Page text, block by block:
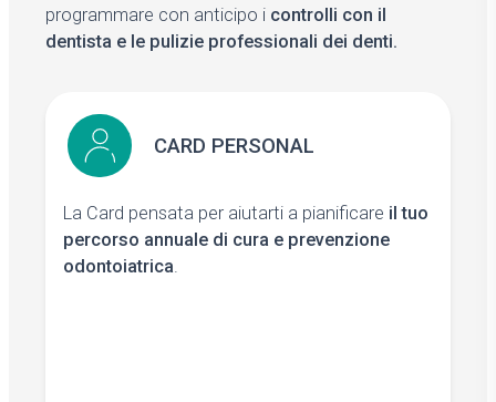
programmare con anticipo i controlli con il
dentista e le pulizie professionali dei denti.
CARD PERSONAL
La Card pensata per aiutarti a pianificare il tuo
percorso annuale di cura e prevenzione
odontoiatrica.
CARD
PERSONAL
2 Visite di controllo
, comprensive
di pulizia professionale dei denti,